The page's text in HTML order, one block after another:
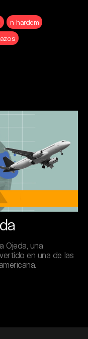
n hardem
Ojeda, una
en una de las